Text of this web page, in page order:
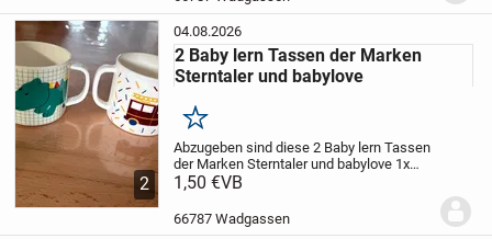
Sporthallen. ...
2
04.08.2026
2 Baby lern Tassen der Marken
Sterntaler und babylove
Merken
Abzugeben sind diese 2 Baby lern Tassen
der Marken Sterntaler und babylove 1x
Marke Sterntaler
babylove
Monaten. Sehr guter Zustand und kaum
benutzt. Tierf...
1,50 €VB
66787 Wadgassen